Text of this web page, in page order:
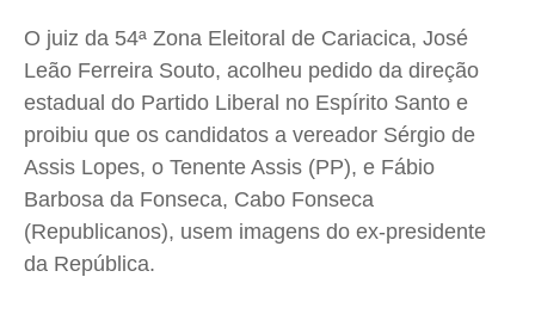
Publicidade Legal
Anuncie
Quem Somos
Expediente
Contato
Anuncie
Publicidade Legal
Anuncie
Quem Somos
Expediente
Contato
Anuncie
Publicidade Legal
Anuncie
Quem Somos
Expediente
Contato
Anuncie
Publicidade Legal
Anuncie
Quem Somos
Expediente
Contato
Anuncie
O juiz da 54ª Zona Eleitoral de Cariacica, José
Leão Ferreira Souto, acolheu pedido da direção
estadual do Partido Liberal no Espírito Santo e
proibiu que os candidatos a vereador Sérgio de
Assis Lopes, o Tenente Assis (PP), e Fábio
Barbosa da Fonseca, Cabo Fonseca
(Republicanos), usem imagens do ex-presidente
da República.